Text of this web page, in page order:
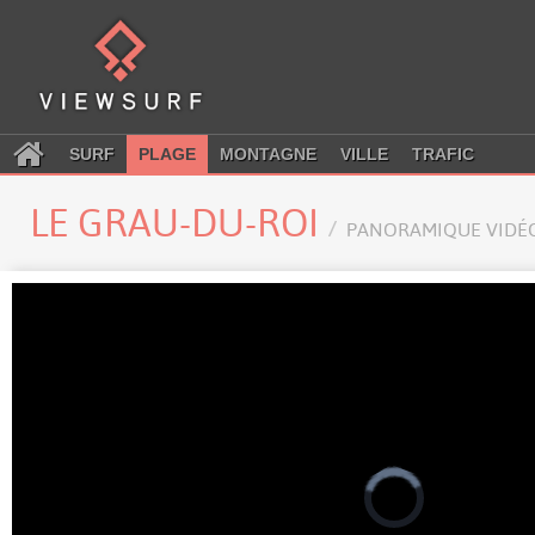
SURF PLAGE MONTAGNE VILLE TRAFIC
LE GRAU-DU-ROI PANORAMIQUE